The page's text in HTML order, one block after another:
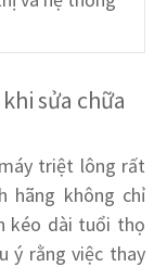
sửa chữa
triệt lông rất
hãng không chỉ
kéo dài tuổi thọ
ý rằng việc thay